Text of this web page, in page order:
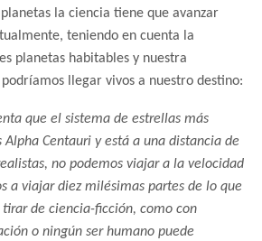
la ciencia tiene que avanzar
teniendo en cuenta la
planetas habitables y nuestra
llegar vivos a nuestro destino:
que el sistema de estrellas más
Alpha Centauri y está a una distancia de
no podemos viajar a la velocidad
a viajar diez milésimas partes de lo que
de ciencia-ficción, como con
o ningún ser humano puede